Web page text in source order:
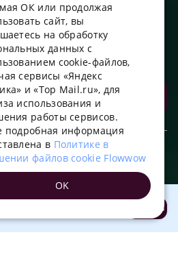
больше бонусов за покупки и
приложение
заказ!
в приложении!
Открыть
ENGLISH
UKRAINIAN
PORTUGUESE
FRENCH
TURKISH
POLISH
ОК или продолжая
сайт, вы
на обработку
данных с
cookie-файлов,
сервисы «Яндекс
и «Top Mail.ru», для
использования и
работы сервисов.
подробная информация
в Политике в
файлов cookie Flowwow
OK